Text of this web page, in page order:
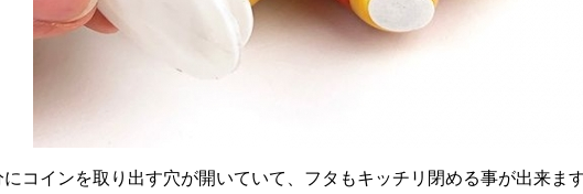
にコインを取り出す穴が開いていて、フタもキッチリ閉める事が出来ま